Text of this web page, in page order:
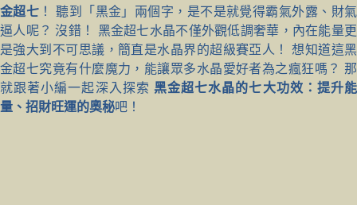
金超七 ！ 聽到「黑金」兩個字，是不是就覺得霸氣外露、財氣
逼人呢？ 沒錯！ 黑金超七水晶不僅外觀低調奢華，內在能量更
是強大到不可思議，簡直是水晶界的超級賽亞人！ 想知道這黑
金超七究竟有什麼魔力，能讓眾多水晶愛好者為之瘋狂嗎？ 那
就跟著小編一起深入探索 黑金超七水晶的七大功效：提升能
量、招財旺運的奧秘吧！